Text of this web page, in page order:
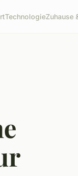
TechnologieZuhause